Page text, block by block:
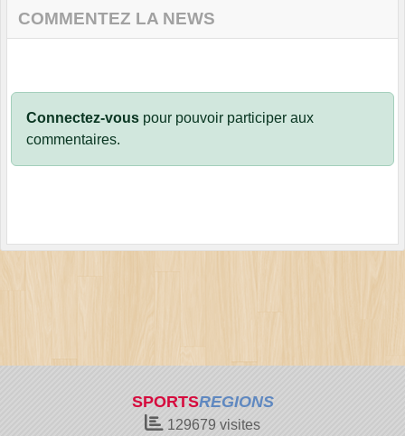
COMMENTEZ LA NEWS
Connectez-vous pour pouvoir participer aux
commentaires.
SPORTSREGIONS
129679 visites